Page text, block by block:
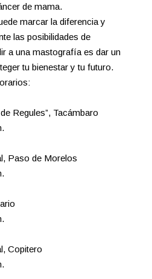
de mama.
marcar la diferencia y
las posibilidades de
a una mastografía es dar un
tu bienestar y tu futuro.
Regules”, Tacámbaro
Paso de Morelos
Copitero